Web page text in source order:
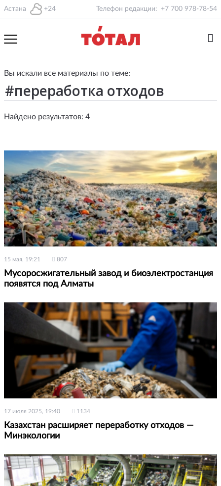
Астана +24 Телефон редакции: +7 700 978-78-54
Вы искали все материалы по теме:
Найдено результатов: 4
15 мая, 19:21 807
Мусоросжигательный завод и биоэлектростанция
появятся под Алматы
17 июля 2025, 19:40 1134
Казахстан расширяет переработку отходов —
Минэкологии